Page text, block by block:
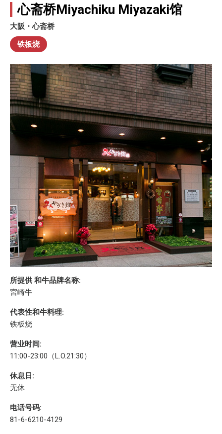
心斋桥Miyachiku Miyazaki馆
大阪・心斋桥
铁板烧
所提供 和牛品牌名称:
宮崎牛
代表性和牛料理:
铁板烧
营业时间:
11:00-23:00（L.O.21:30）
休息日:
无休
电话号码:
81-6-6210-4129